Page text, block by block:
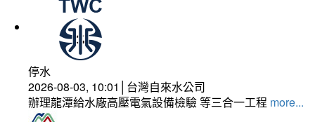
停水
2026-08-03, 10:01│台灣自來水公司
辦理龍潭給水廠高壓電氣設備檢驗 等三合一工程 more...